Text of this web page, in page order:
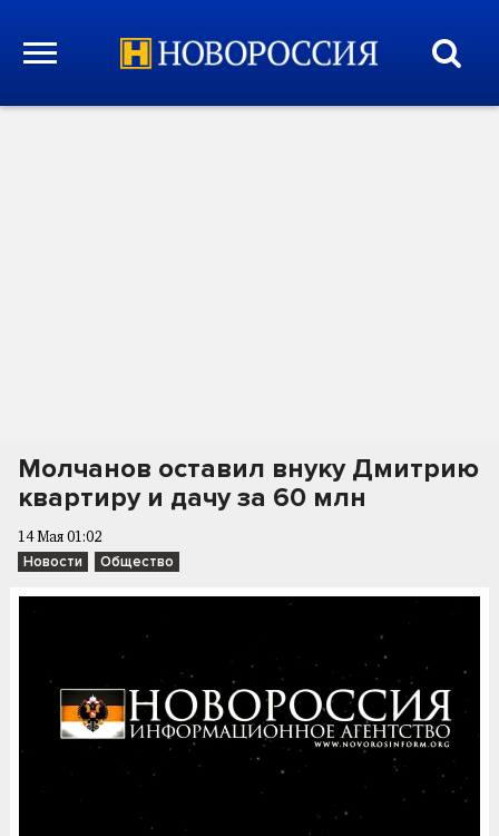
Молчанов оставил внуку Дмитрию
квартиру и дачу за 60 млн
14 Мая 01:02
Новости Общество